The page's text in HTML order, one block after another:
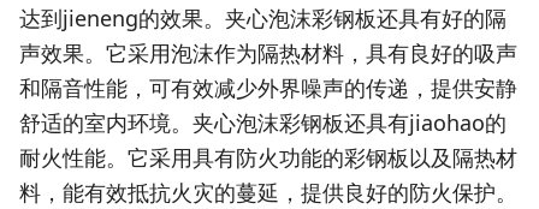
达到jieneng的效果。夹心泡沫彩钢板还具有好的隔
声效果。它采用泡沫作为隔热材料，具有良好的吸声
和隔音性能，可有效减少外界噪声的传递，提供安静
舒适的室内环境。夹心泡沫彩钢板还具有jiaohao的
耐火性能。它采用具有防火功能的彩钢板以及隔热材
料，能有效抵抗火灾的蔓延，提供良好的防火保护。